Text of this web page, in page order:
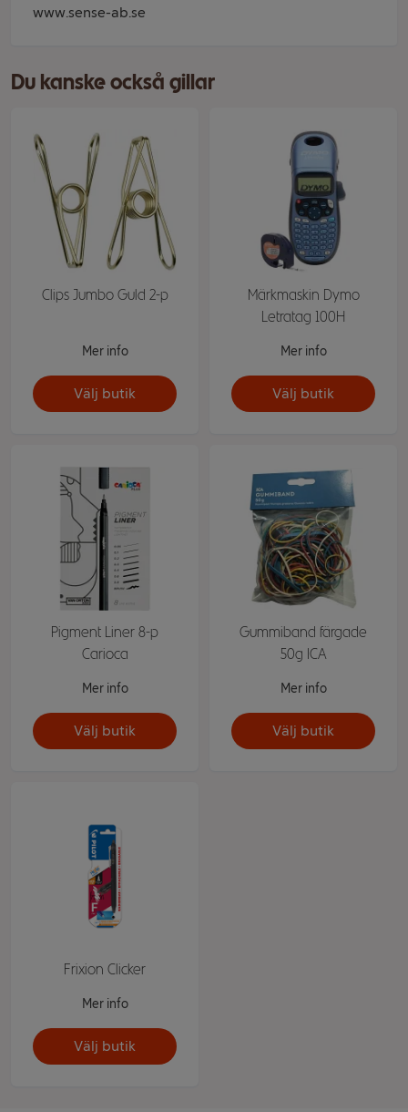
www.sense-ab.se
Du kanske också gillar
Clips Jumbo Guld 2-p
Mer info
Välj butik
Märkmaskin Dymo
Letratag 100H
Mer info
Välj butik
Pigment Liner 8-p
Carioca
Mer info
Välj butik
Gummiband färgade
50g ICA
Mer info
Välj butik
Frixion Clicker
Mer info
Välj butik